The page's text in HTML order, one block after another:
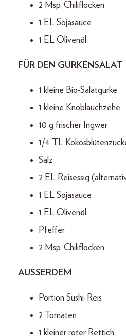
2 Msp. Chiliflocken
1 EL Sojasauce
1 EL Olivenöl
FÜR DEN GURKENSALAT
1 kleine Bio-Salatgurke
1 kleine Knoblauchzehe
10 g frischer Ingwer
1/4 TL
Salz
2 EL Reisessig
1 EL Sojasauce
1 EL Olivenöl
Pfeffer
2 Msp. Chiliflocken
AUSSERDEM
Portion Sushi-Reis
2 Tomaten
1 kleiner roter Rettich